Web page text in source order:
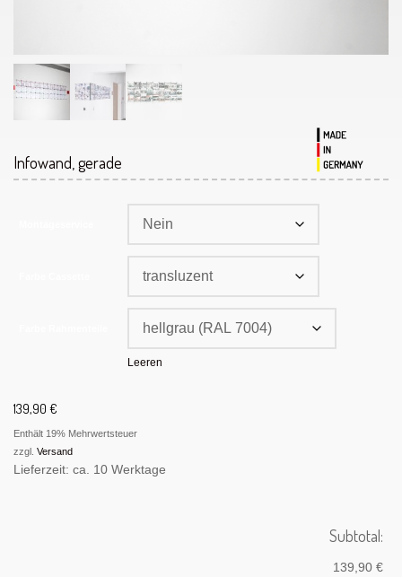
Infowand, gerade
Leeren
139,90 €
Enthält 19% Mehrwertsteuer
zzgl. Versand
Lieferzeit: ca. 10 Werktage
Subtotal:
139,90 €